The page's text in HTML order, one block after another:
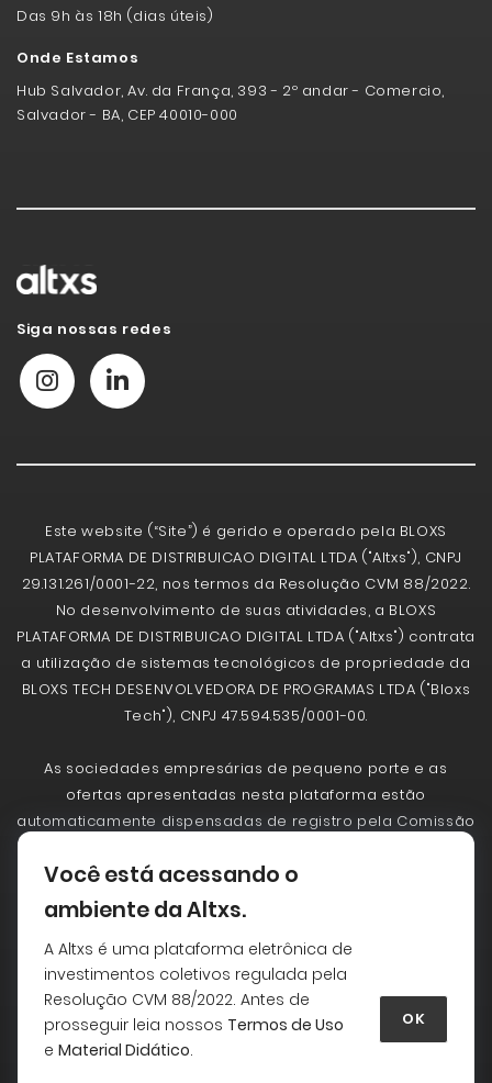
Você está acessando o
ambiente da Altxs.
A Altxs é uma plataforma eletrônica de
investimentos coletivos regulada pela
Resolução CVM 88/2022. Antes de
prosseguir leia nossos Termos de Uso
e Material Didático.
OK
Das 9h às 18h (dias úteis)
Onde Estamos
Hub Salvador, Av. da França, 393 - 2º andar - Comercio,
Salvador - BA, CEP 40010-000
Siga nossas redes
Este website (“Site”) é gerido e operado pela BLOXS
PLATAFORMA DE DISTRIBUICAO DIGITAL LTDA ("Altxs"), CNPJ
29.131.261/0001-22, nos termos da Resolução CVM 88/2022.
No desenvolvimento de suas atividades, a BLOXS
PLATAFORMA DE DISTRIBUICAO DIGITAL LTDA ("Altxs") contrata
a utilização de sistemas tecnológicos de propriedade da
BLOXS TECH DESENVOLVEDORA DE PROGRAMAS LTDA ("Bloxs
Tech"), CNPJ 47.594.535/0001-00.
As sociedades empresárias de pequeno porte e as
ofertas apresentadas nesta plataforma estão
automaticamente dispensadas de registro pela Comissão
previamente as ofertas. As ofertas realizadas não
implicam por parte da CVM a garantia da veracidade das
vigente ou julgamento sobre a qualidade da sociedade
empresária de pequeno porte. Antes de aceitar uma
oferta leia com atenção as informações essenciais da
oferta, em especial a seção de alertas sobre riscos.